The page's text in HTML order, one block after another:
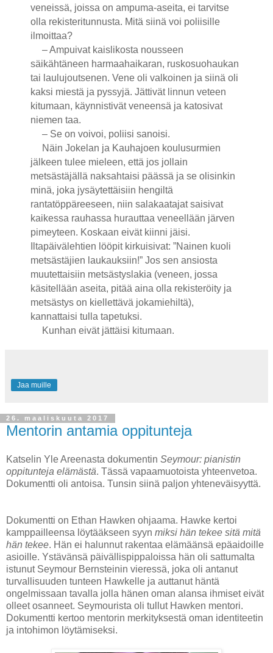
veneissä, joissa on ampuma-aseita, ei tarvitse
olla rekisteritunnusta. Mitä siinä voi poliisille
ilmoittaa?
– Ampuivat kaislikosta nousseen
säikähtäneen harmaahaikaran, ruskosuohaukan
tai laulujoutsenen. Vene oli valkoinen ja siinä oli
kaksi miestä ja pyssyjä. Jättivät linnun veteen
kitumaan, käynnistivät veneensä ja katosivat
niemen taa.
– Se on voivoi, poliisi sanoisi.
Näin Jokelan ja Kauhajoen koulusurmien
jälkeen tulee mieleen, että jos jollain
metsästäjällä naksahtaisi päässä ja se olisinkin
minä, joka jysäytettäisiin hengiltä
rantatöppäreeseen, niin salakaatajat saisivat
kaikessa rauhassa hurauttaa veneellään järven
pimeyteen. Koskaan eivät kiinni jäisi.
Iltapäivälehtien lööpit kirkuisivat: ”Nainen kuoli
metsästäjien laukauksiin!” Jos sen ansiosta
muutettaisiin metsästyslakia (veneen, jossa
käsitellään aseita, pitää aina olla rekisteröity ja
metsästys on kiellettävä jokamiehiltä),
kannattaisi tulla tapetuksi.
Kunhan eivät jättäisi kitumaan.
Jaa muille
26. maaliskuuta 2017
Mentorin antamia oppitunteja
Katselin Yle Areenasta dokumentin Seymour: pianistin
oppitunteja elämästä. Tässä vapaamuotoista yhteenvetoa.
Dokumentti oli antoisa. Tunsin siinä paljon yhteneväisyyttä.
Dokumentti on Ethan Hawken ohjaama. Hawke kertoi
kamppailleensa löytääkseen syyn miksi hän tekee sitä mitä
hän tekee. Hän ei halunnut rakentaa elämäänsä epäaidoille
asioille. Ystävänsä päivällispippaloissa hän oli sattumalta
istunut Seymour Bernsteinin vieressä, joka oli antanut
turvallisuuden tunteen Hawkelle ja auttanut häntä
ongelmissaan tavalla jolla hänen oman alansa ihmiset eivät
olleet osanneet. Seymourista oli tullut Hawken mentori.
Dokumentti kertoo mentorin merkityksestä oman identiteetin
ja intohimon löytämiseksi.